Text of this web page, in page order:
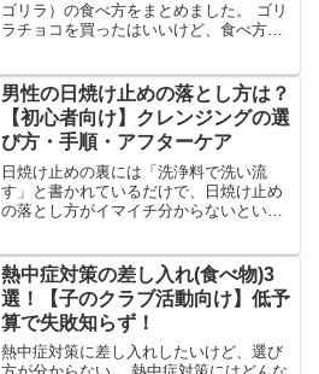
ゴリラ）の食べ方をまとめました。 ゴリ
ラチョコを買ったはいいけど、食べ方は
かじり無理じゃね？ズーロジーの『ゴリ
ラチョコ』を目の前...
男性の日焼け止めの落とし方は？
【初心者向け】クレンジングの選
び方・手順・アフターケア
日焼け止めの裏には「洗浄料で洗い流
す」と書かれているだけで、日焼け止め
の落とし方がイマイチ分からないという
ないことが多々あり、肌荒れの原因にな
ってしまうことも。本記事で...
熱中症対策の差し入れ(食べ物)3
選！【子のクラブ活動向け】低予
算で失敗知らず！
熱中症対策に差し入れしたいけど、選び